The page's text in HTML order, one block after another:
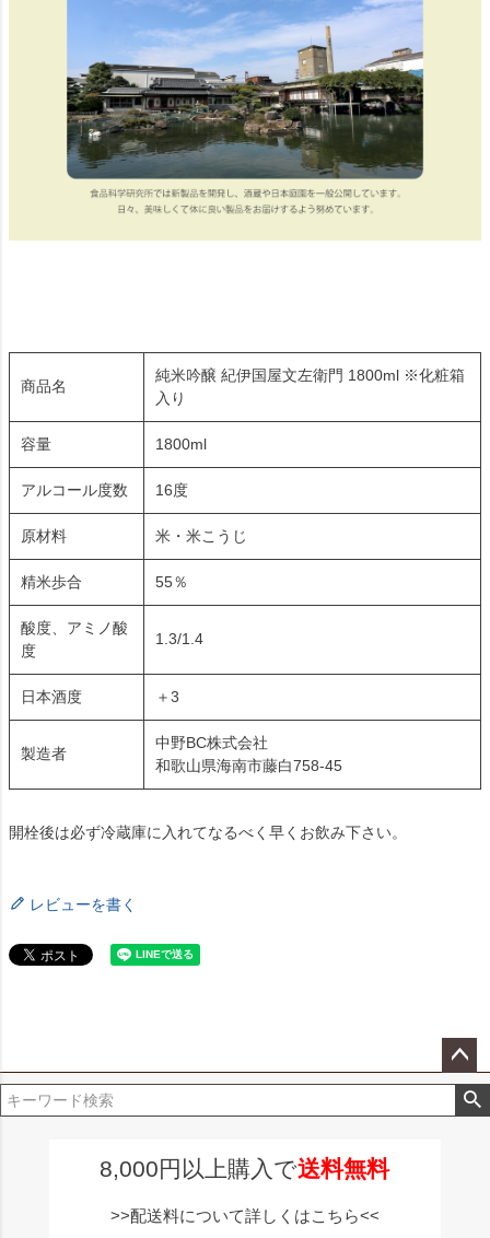
商品名
純米吟醸 紀伊国屋文左衛門 1800ml ※化粧箱
入り
容量 1800ml
アルコール度数 16度
原材料 米・米こうじ
精米歩合 55％
酸度、アミノ酸
度
1.3/1.4
日本酒度 ＋3
製造者
中野BC株式会社
和歌山県海南市藤白758-45
開栓後は必ず冷蔵庫に入れてなるべく早くお飲み下さい。
レビューを書く
ペー
ジト
8,000円以上購入で送料無料
>>配送料について詳しくはこちら<<